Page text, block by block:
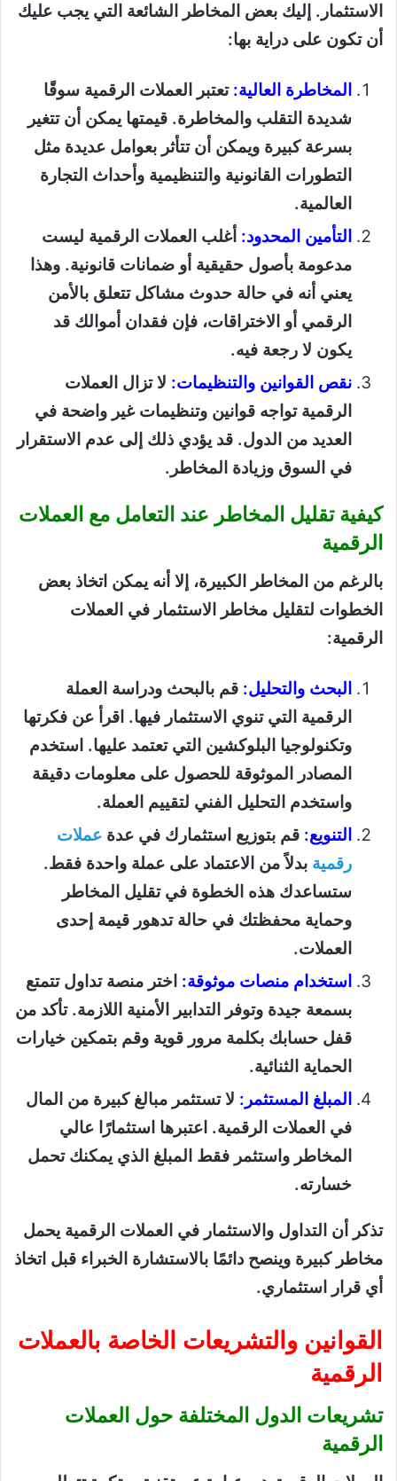
الاستثمار. إليك بعض المخاطر الشائعة التي يجب عليك
أن تكون على دراية بها:
المخاطرة العالية: تعتبر العملات الرقمية سوقًا
شديدة التقلب والمخاطرة. قيمتها يمكن أن تتغير
بسرعة كبيرة ويمكن أن تتأثر بعوامل عديدة مثل
التطورات القانونية والتنظيمية وأحداث التجارة
العالمية.
التأمين المحدود: أغلب العملات الرقمية ليست
مدعومة بأصول حقيقية أو ضمانات قانونية. وهذا
يعني أنه في حالة حدوث مشاكل تتعلق بالأمن
الرقمي أو الاختراقات، فإن فقدان أموالك قد
يكون لا رجعة فيه.
نقص القوانين والتنظيمات: لا تزال العملات
الرقمية تواجه قوانين وتنظيمات غير واضحة في
العديد من الدول. قد يؤدي ذلك إلى عدم الاستقرار
في السوق وزيادة المخاطر.
كيفية تقليل المخاطر عند التعامل مع العملات
الرقمية
بالرغم من المخاطر الكبيرة، إلا أنه يمكن اتخاذ بعض
الخطوات لتقليل مخاطر الاستثمار في العملات
الرقمية:
البحث والتحليل: قم بالبحث ودراسة العملة
الرقمية التي تنوي الاستثمار فيها. اقرأ عن فكرتها
وتكنولوجيا البلوكشين التي تعتمد عليها. استخدم
المصادر الموثوقة للحصول على معلومات دقيقة
واستخدم التحليل الفني لتقييم العملة.
التنويع: قم بتوزيع استثمارك في عدة عملات
رقمية بدلاً من الاعتماد على عملة واحدة فقط.
ستساعدك هذه الخطوة في تقليل المخاطر
وحماية محفظتك في حالة تدهور قيمة إحدى
العملات.
استخدام منصات موثوقة: اختر منصة تداول تتمتع
بسمعة جيدة وتوفر التدابير الأمنية اللازمة. تأكد من
قفل حسابك بكلمة مرور قوية وقم بتمكين خيارات
الحماية الثنائية.
المبلغ المستثمر: لا تستثمر مبالغ كبيرة من المال
في العملات الرقمية. اعتبرها استثمارًا عالي
المخاطر واستثمر فقط المبلغ الذي يمكنك تحمل
خسارته.
تذكر أن التداول والاستثمار في العملات الرقمية يحمل
مخاطر كبيرة وينصح دائمًا بالاستشارة الخبراء قبل اتخاذ
أي قرار استثماري.
القوانين والتشريعات الخاصة بالعملات
الرقمية
تشريعات الدول المختلفة حول العملات
الرقمية